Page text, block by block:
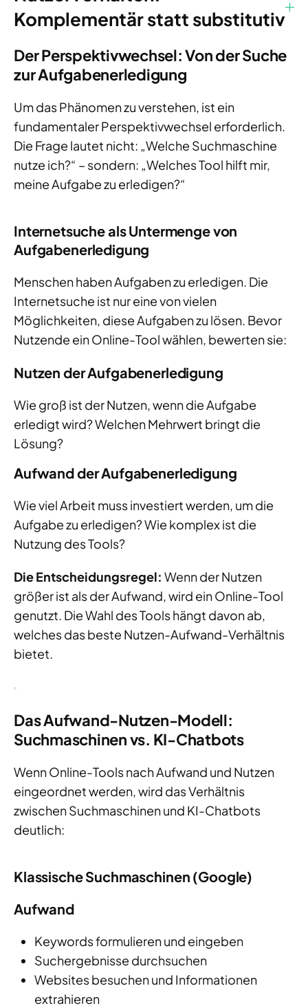
Komplementär statt substitutiv
Der Perspektivwechsel: Von der Suche
zur Aufgabenerledigung
Um das Phänomen zu verstehen, ist ein
fundamentaler Perspektivwechsel erforderlich.
Die Frage lautet nicht: „Welche Suchmaschine
nutze ich?“ – sondern: „Welches Tool hilft mir,
meine Aufgabe zu erledigen?“
Internetsuche als Untermenge von
Aufgabenerledigung
Menschen haben Aufgaben zu erledigen. Die
Internetsuche ist nur eine von vielen
Möglichkeiten, diese Aufgaben zu lösen. Bevor
Nutzende ein Online-Tool wählen, bewerten sie:
Nutzen der Aufgabenerledigung
Wie groß ist der Nutzen, wenn die Aufgabe
erledigt wird? Welchen Mehrwert bringt die
Lösung?
Aufwand der Aufgabenerledigung
Wie viel Arbeit muss investiert werden, um die
Aufgabe zu erledigen? Wie komplex ist die
Nutzung des Tools?
Die Entscheidungsregel: Wenn der Nutzen
größer ist als der Aufwand, wird ein Online-Tool
genutzt. Die Wahl des Tools hängt davon ab,
welches das beste Nutzen-Aufwand-Verhältnis
bietet.
Das Aufwand-Nutzen-Modell:
Suchmaschinen vs. KI-Chatbots
Wenn Online-Tools nach Aufwand und Nutzen
eingeordnet werden, wird das Verhältnis
zwischen Suchmaschinen und KI-Chatbots
deutlich:
Klassische Suchmaschinen (Google)
Aufwand
Keywords formulieren und eingeben
Suchergebnisse durchsuchen
Websites besuchen und Informationen
extrahieren